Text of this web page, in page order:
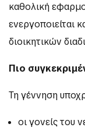
καθολική
ενεργοποιείται
διοικητικών
Πιο
Τη γέννηση
οι γονείς του